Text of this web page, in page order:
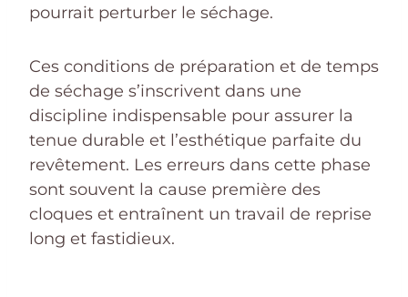
pourrait perturber le séchage.
Ces conditions de préparation et de temps
de séchage s’inscrivent dans une
discipline indispensable pour assurer la
tenue durable et l’esthétique parfaite du
revêtement. Les erreurs dans cette phase
sont souvent la cause première des
cloques et entraînent un travail de reprise
long et fastidieux.